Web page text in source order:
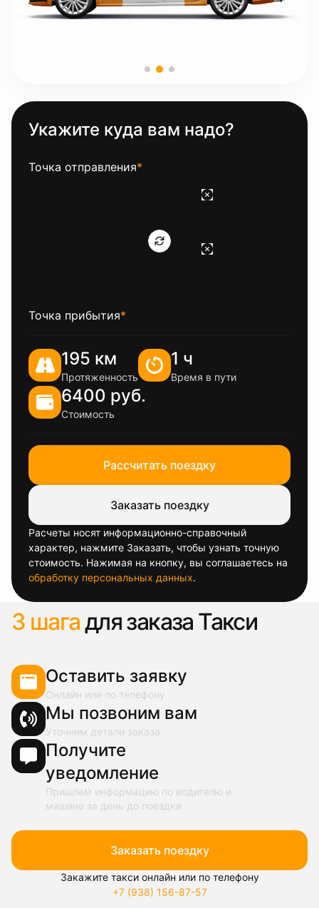
Укажите куда вам надо?
Точка отправления*
Точка прибытия*
195 км
Протяженность
1 ч
Время в пути
6400 руб.
Стоимость
Рассчитать поездку
Заказать поездку
Расчеты носят информационно-справочный
характер, нажмите Заказать, чтобы узнать точную
стоимость. Нажимая на кнопку, вы соглашаетесь на
обработку персональных данных.
3 шагадля заказа Такси
Оставить заявку
Онлайн или по телефону
Мы позвоним вам
Уточним детали заказа
Получите
уведомление
Пришлем информацию по водителю и
машине за день до поездки
Заказать поездку
Закажите такси онлайн или по телефону
+7 (938) 156-87-57